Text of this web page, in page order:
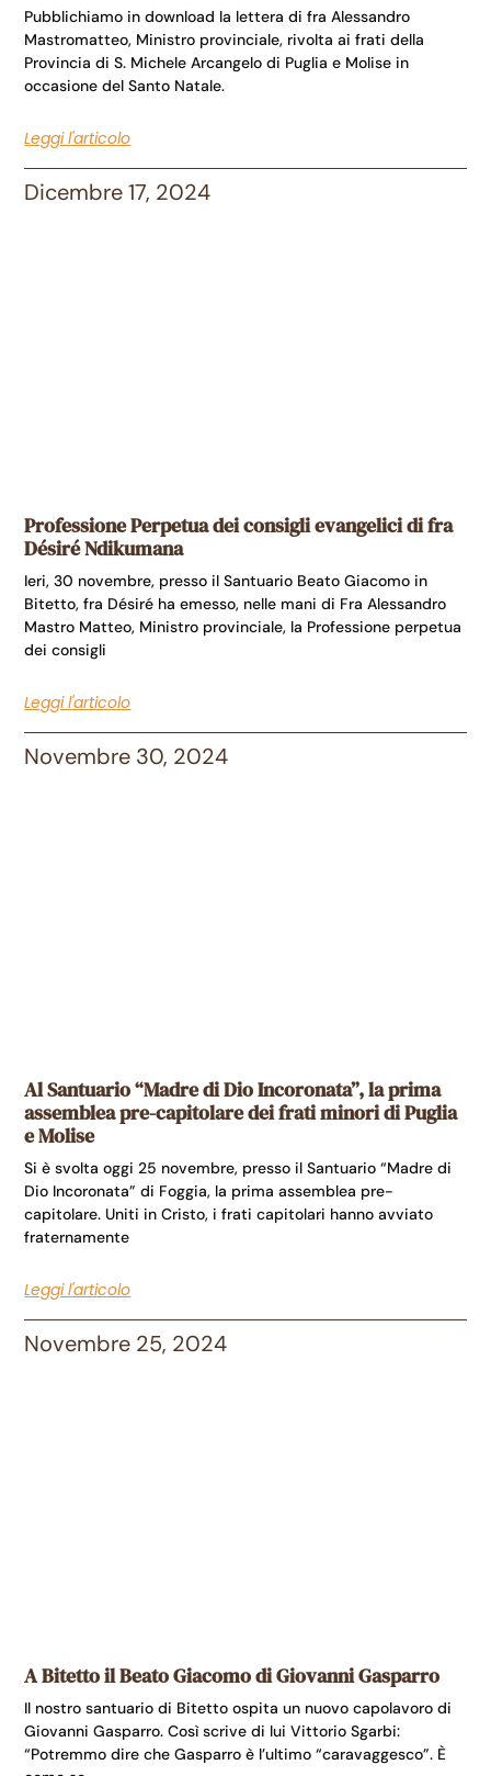
Pubblichiamo in download la lettera di fra Alessandro
Mastromatteo, Ministro provinciale, rivolta ai frati della
Provincia di S. Michele Arcangelo di Puglia e Molise in
occasione del Santo Natale.
Leggi l'articolo
Dicembre 17, 2024
Professione Perpetua dei consigli evangelici di fra
Désiré Ndikumana
Ieri, 30 novembre, presso il Santuario Beato Giacomo in
Bitetto, fra Désiré ha emesso, nelle mani di Fra Alessandro
Mastro Matteo, Ministro provinciale, la Professione perpetua
dei consigli
Leggi l'articolo
Novembre 30, 2024
Al Santuario “Madre di Dio Incoronata”, la prima
assemblea pre-capitolare dei frati minori di Puglia
e Molise
Si è svolta oggi 25 novembre, presso il Santuario “Madre di
Dio Incoronata” di Foggia, la prima assemblea pre-
capitolare. Uniti in Cristo, i frati capitolari hanno avviato
fraternamente
Leggi l'articolo
Novembre 25, 2024
A Bitetto il Beato Giacomo di Giovanni Gasparro
Il nostro santuario di Bitetto ospita un nuovo capolavoro di
Giovanni Gasparro. Così scrive di lui Vittorio Sgarbi:
“Potremmo dire che Gasparro è l’ultimo “caravaggesco”. È